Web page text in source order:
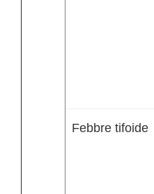
Febbre tifoide